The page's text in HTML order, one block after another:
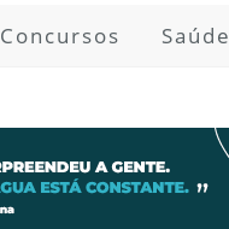
Concursos Saúde